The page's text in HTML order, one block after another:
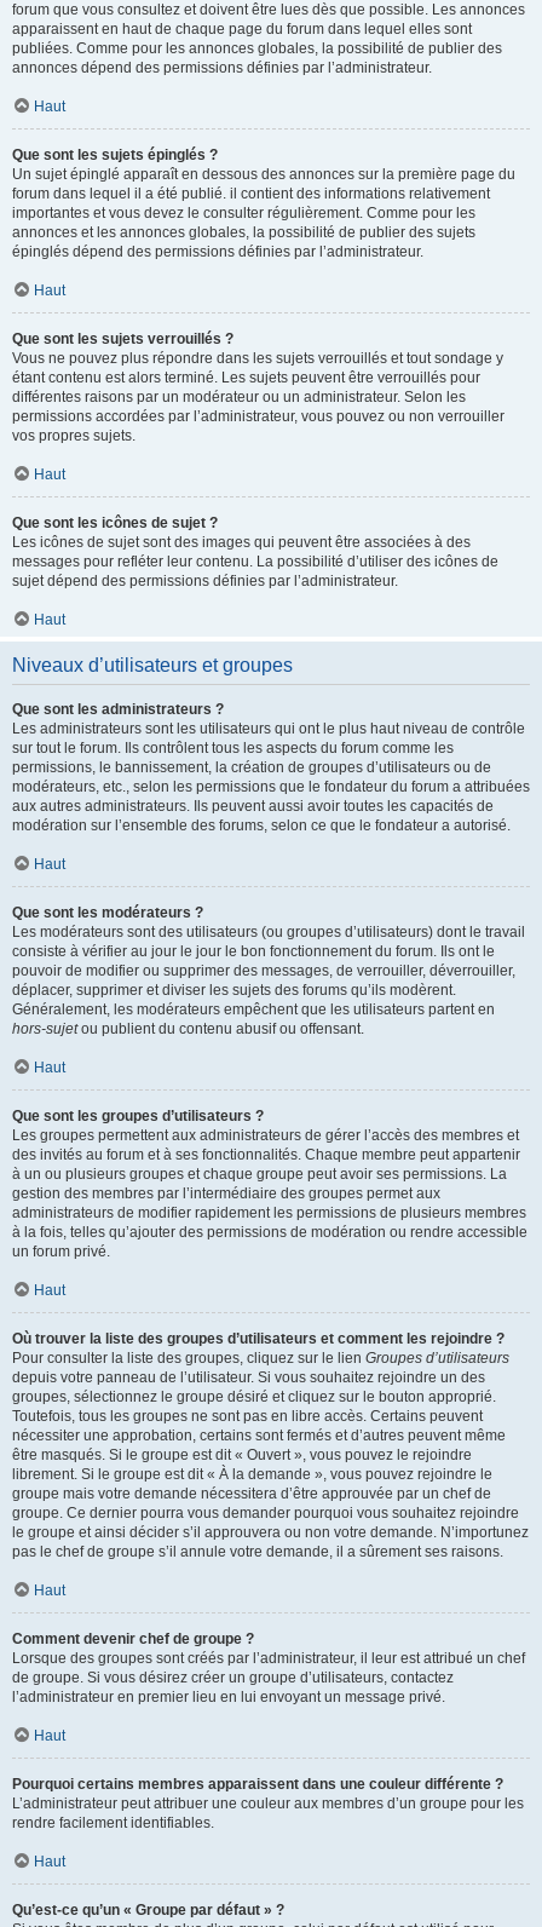
forum que vous consultez et doivent être lues dès que possible. Les annonces
apparaissent en haut de chaque page du forum dans lequel elles sont
publiées. Comme pour les annonces globales, la possibilité de publier des
annonces dépend des permissions définies par l’administrateur.
Haut
Que sont les sujets épinglés ?
Un sujet épinglé apparaît en dessous des annonces sur la première page du
forum dans lequel il a été publié. il contient des informations relativement
importantes et vous devez le consulter régulièrement. Comme pour les
annonces et les annonces globales, la possibilité de publier des sujets
épinglés dépend des permissions définies par l’administrateur.
Haut
Que sont les sujets verrouillés ?
Vous ne pouvez plus répondre dans les sujets verrouillés et tout sondage y
étant contenu est alors terminé. Les sujets peuvent être verrouillés pour
différentes raisons par un modérateur ou un administrateur. Selon les
permissions accordées par l’administrateur, vous pouvez ou non verrouiller
vos propres sujets.
Haut
Que sont les icônes de sujet ?
Les icônes de sujet sont des images qui peuvent être associées à des
messages pour refléter leur contenu. La possibilité d’utiliser des icônes de
sujet dépend des permissions définies par l’administrateur.
Haut
Niveaux d’utilisateurs et groupes
Que sont les administrateurs ?
Les administrateurs sont les utilisateurs qui ont le plus haut niveau de contrôle
sur tout le forum. Ils contrôlent tous les aspects du forum comme les
permissions, le bannissement, la création de groupes d’utilisateurs ou de
modérateurs, etc., selon les permissions que le fondateur du forum a attribuées
aux autres administrateurs. Ils peuvent aussi avoir toutes les capacités de
modération sur l’ensemble des forums, selon ce que le fondateur a autorisé.
Haut
Que sont les modérateurs ?
Les modérateurs sont des utilisateurs (ou groupes d’utilisateurs) dont le travail
consiste à vérifier au jour le jour le bon fonctionnement du forum. Ils ont le
pouvoir de modifier ou supprimer des messages, de verrouiller, déverrouiller,
déplacer, supprimer et diviser les sujets des forums qu’ils modèrent.
Généralement, les modérateurs empêchent que les utilisateurs partent en
hors-sujetou publient du contenu abusif ou offensant.
Haut
Que sont les groupes d’utilisateurs ?
Les groupes permettent aux administrateurs de gérer l’accès des membres et
des invités au forum et à ses fonctionnalités. Chaque membre peut appartenir
à un ou plusieurs groupes et chaque groupe peut avoir ses permissions. La
gestion des membres par l’intermédiaire des groupes permet aux
administrateurs de modifier rapidement les permissions de plusieurs membres
à la fois, telles qu’ajouter des permissions de modération ou rendre accessible
un forum privé.
Haut
Où trouver la liste des groupes d’utilisateurs et comment les rejoindre ?
Pour consulter la liste des groupes, cliquez sur le lien Groupes d’utilisateurs
depuis votre panneau de l’utilisateur. Si vous souhaitez rejoindre un des
groupes, sélectionnez le groupe désiré et cliquez sur le bouton approprié.
Toutefois, tous les groupes ne sont pas en libre accès. Certains peuvent
nécessiter une approbation, certains sont fermés et d’autres peuvent même
être masqués. Si le groupe est dit « Ouvert », vous pouvez le rejoindre
librement. Si le groupe est dit « À la demande », vous pouvez rejoindre le
groupe mais votre demande nécessitera d’être approuvée par un chef de
groupe. Ce dernier pourra vous demander pourquoi vous souhaitez rejoindre
le groupe et ainsi décider s’il approuvera ou non votre demande. N’importunez
pas le chef de groupe s’il annule votre demande, il a sûrement ses raisons.
Haut
Comment devenir chef de groupe ?
Lorsque des groupes sont créés par l’administrateur, il leur est attribué un chef
de groupe. Si vous désirez créer un groupe d’utilisateurs, contactez
l’administrateur en premier lieu en lui envoyant un message privé.
Haut
Pourquoi certains membres apparaissent dans une couleur différente ?
L’administrateur peut attribuer une couleur aux membres d’un groupe pour les
rendre facilement identifiables.
Haut
Qu’est-ce qu’un « Groupe par défaut » ?